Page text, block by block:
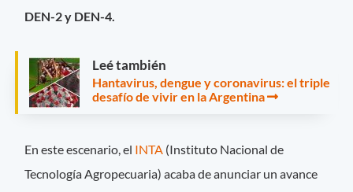
DEN-2 y DEN-4.
Leé también
Hantavirus, dengue y coronavirus: el triple
desafío de vivir en la Argentina
En este escenario, el INTA (Instituto Nacional de
Tecnología Agropecuaria) acaba de anunciar un avance